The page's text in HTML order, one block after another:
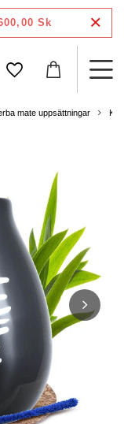
Sk
mate uppsättningar